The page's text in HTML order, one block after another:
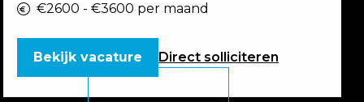
€2600 - €3600 per maand
Direct solliciteren
Bekijk vacature